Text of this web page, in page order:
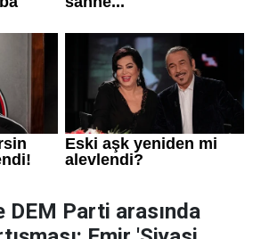
DEM Parti arasında